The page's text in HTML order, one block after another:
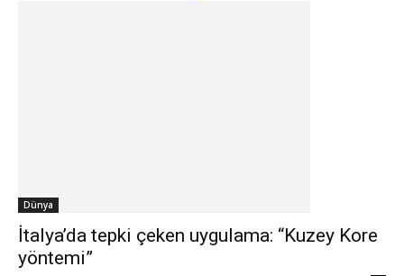
Dünya
İtalya’da tepki çeken uygulama: “Kuzey Kore
yöntemi”